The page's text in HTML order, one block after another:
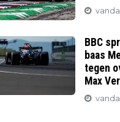
BBC
baas
tegen
Max